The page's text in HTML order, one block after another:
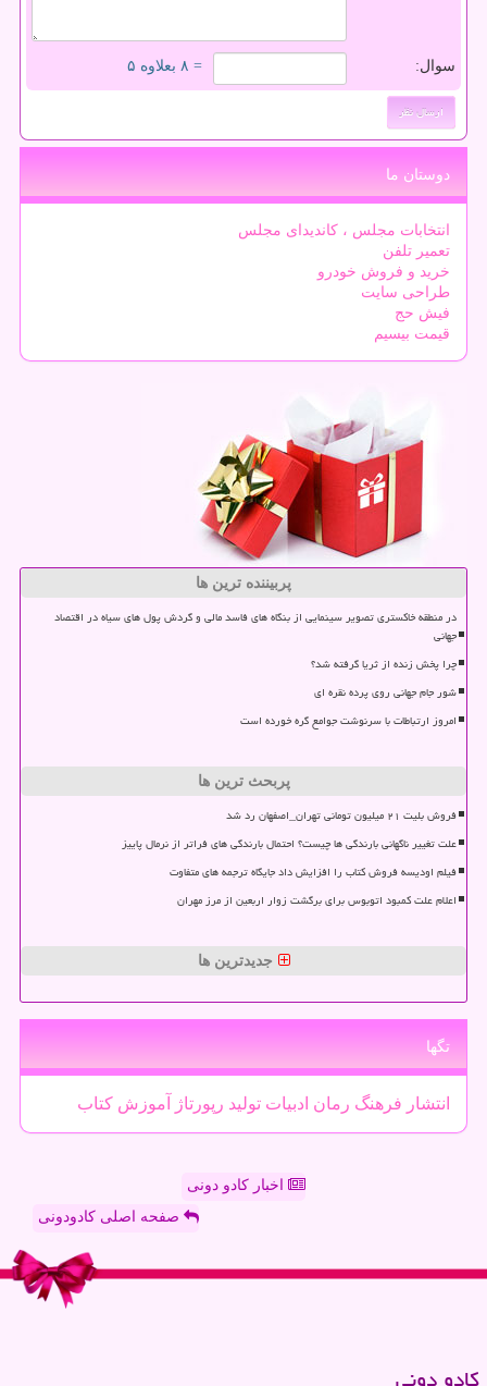
سوال: = ۸ بعلاوه ۵
دوستان ما
انتخابات مجلس ، کاندیدای مجلس
تعمیر تلفن
خرید و فروش خودرو
طراحی سایت
فیش حج
قیمت بیسیم
پربیننده ترین ها
در منطقه خاکستری تصویر سینمایی از بنگاه های فاسد مالی و گردش پول های سیاه در اقتصاد
جهانی
چرا پخش زنده از ثریا گرفته شد؟
شور جام جهانی روی پرده نقره ای
امروز ارتباطات با سرنوشت جوامع گره خورده است
پربحث ترین ها
فروش بلیت ۲۱ میلیون تومانی تهران_اصفهان رد شد
علت تغییر ناگهانی بارندگی ها چیست؟ احتمال بارندگی های فراتر از نرمال پاییز
فیلم اودیسه فروش کتاب را افزایش داد جایگاه ترجمه های متفاوت
اعلام علت کمبود اتوبوس برای برگشت زوار اربعین از مرز مهران
جدیدترین ها
تگها
انتشار فرهنگ رمان ادبیات تولید رپورتاژ آموزش كتاب
اخبار کادو دونی
صفحه اصلی کادودونی